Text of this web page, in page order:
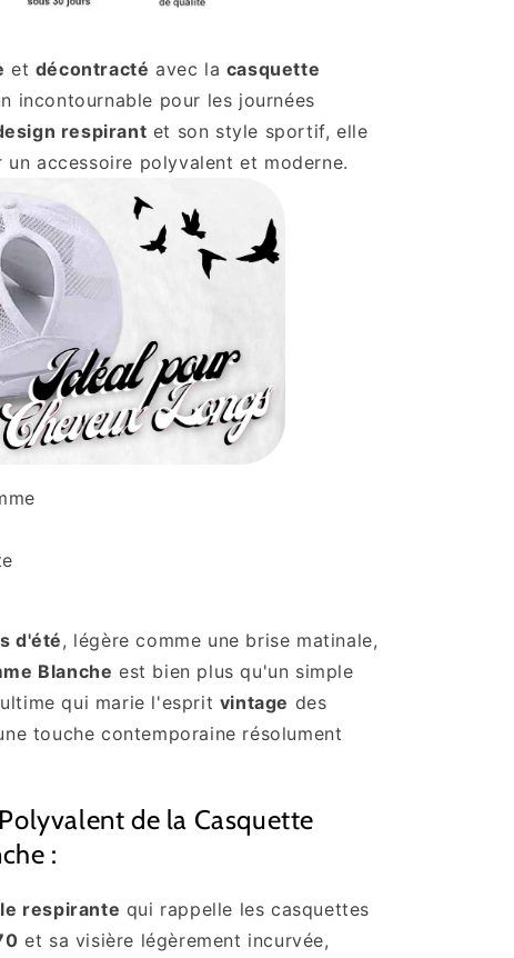
et décontracté avec la casquette
incontournable pour les journées
respirant et son style sportif, elle
un accessoire polyvalent et moderne.
d'été, légère comme une brise matinale,
Blanche est bien plus qu'un simple
qui marie l'esprit vintage des
touche contemporaine résolument
de la Casquette
:
respirante qui rappelle les casquettes
et sa visière légèrement incurvée,